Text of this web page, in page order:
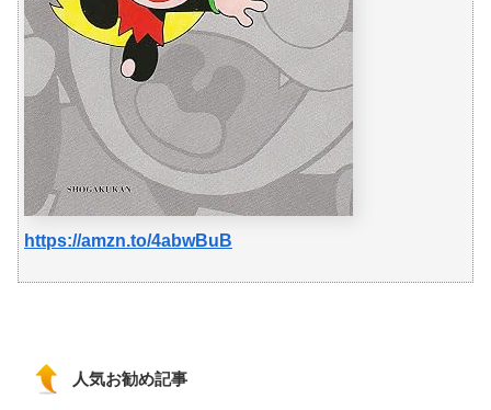
https://amzn.to/4abwBuB
人気お勧め記事